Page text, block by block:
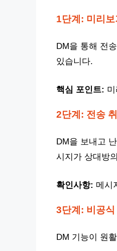
1단계: 미리보
DM을 통해 전
있습니다.
핵심 포인트:
2단계: 전송 취
DM을 보내고
시지가 상대방
확인사항: 메시
3단계: 비공식
DM 기능이 원